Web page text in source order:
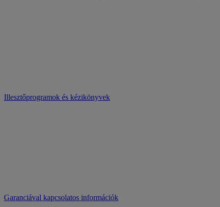
Illesztőprogramok és kézikönyvek
Garanciával kapcsolatos információk